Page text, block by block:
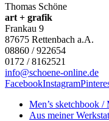
Thomas Schöne
art + grafik
Frankau 9
87675 Rettenbach a.A.
08860 / 922654
0172 / 8162521
info@schoene-online.de
FacebookInstagram
Men’s sketchbook /
Aus meiner